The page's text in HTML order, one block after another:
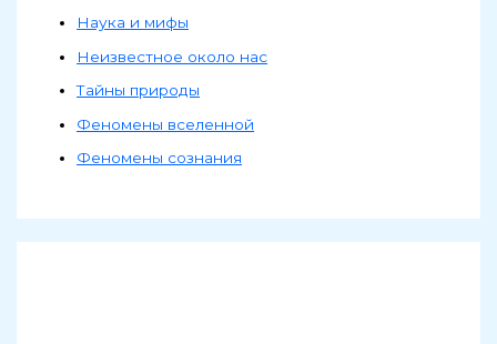
Наука и мифы
Неизвестное около нас
Тайны природы
Феномены вселенной
Феномены сознания